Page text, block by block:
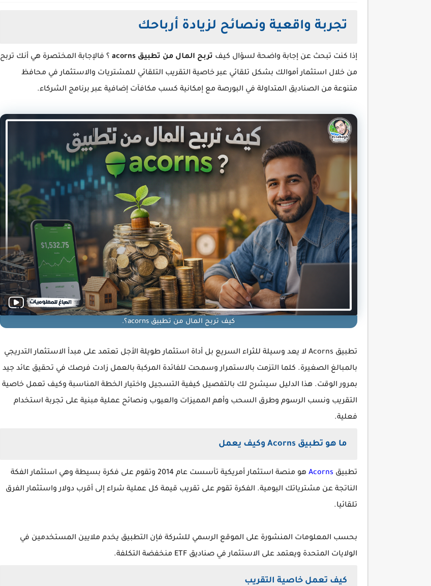
تجربة واقعية ونصائح لزيادة أرباحك
إذا كنت تبحث عن إجابة واضحة لسؤال كيف تربح المال من تطبيق acorns
؟ فالإجابة المختصرة هي أنك تربح
من خلال استثمار أموالك بشكل تلقائي عبر خاصية التقريب التلقائي للمشتريات والاستثمار في محافظ
متنوعة من الصناديق المتداولة في البورصة مع إمكانية كسب مكافآت إضافية عبر برنامج الشركاء.
كيف تربح المال من تطبيق acorns؟.
تطبيق Acorns لا يعد وسيلة للثراء السريع بل أداة استثمار طويلة الأجل تعتمد على مبدأ الاستثمار التدريجي
بالمبالغ الصغيرة. كلما التزمت بالاستمرار وسمحت للفائدة المركبة بالعمل زادت فرصك في تحقيق عائد جيد
بمرور الوقت. هذا الدليل سيشرح لك بالتفصيل كيفية التسجيل واختيار الخطة المناسبة وكيف تعمل خاصية
التقريب ونسب الرسوم وطرق السحب وأهم المميزات والعيوب ونصائح عملية مبنية على تجربة استخدام
فعلية.
ما هو تطبيق Acorns وكيف يعمل
تطبيق Acorns
هو منصة استثمار أمريكية تأسست عام 2014 وتقوم على فكرة بسيطة وهي استثمار الفكة
الناتجة عن مشترياتك اليومية. الفكرة تقوم على تقريب قيمة كل عملية شراء إلى أقرب دولار واستثمار الفرق
تلقائيا.
بحسب المعلومات المنشورة على الموقع الرسمي للشركة فإن التطبيق يخدم ملايين المستخدمين في
الولايات المتحدة ويعتمد على الاستثمار في صناديق ETF منخفضة التكلفة.
كيف تعمل خاصية التقريب